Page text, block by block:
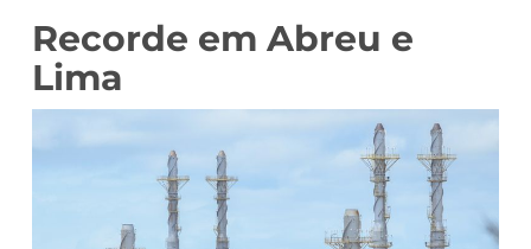
Recorde em Abreu e
Lima